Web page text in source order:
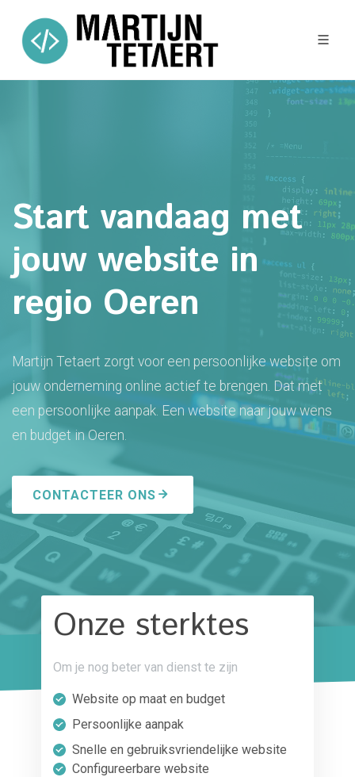
Start vandaag met
jouw website in
regio Oeren
Martijn Tetaert zorgt voor een persoonlijke website om
jouw onderneming online actief te brengen. Dat met
een persoonlijke aanpak. Een website naar jouw wens
en budget in Oeren.
CONTACTEER ONS
Onze sterktes
Om je nog beter van dienst te zijn
Website op maat en budget
Persoonlijke aanpak
Snelle en gebruiksvriendelijke website
Configureerbare website